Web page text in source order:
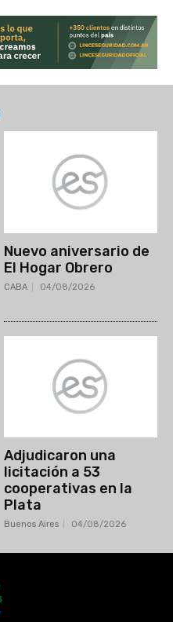
Nuevo aniversario de
El Hogar Obrero
CABA 04/08/2026
Adjudicaron una
licitación a 53
cooperativas en la
Plata
Buenos Aires 04/08/2026